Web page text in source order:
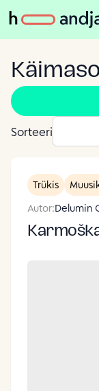
Sorteeri
Trükis
Autor:Delumin